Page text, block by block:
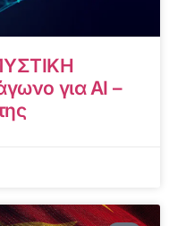
για AI –